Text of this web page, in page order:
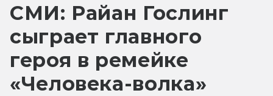
СМИ: Райан Гослинг
сыграет главного
героя в ремейке
«Человека-волка»